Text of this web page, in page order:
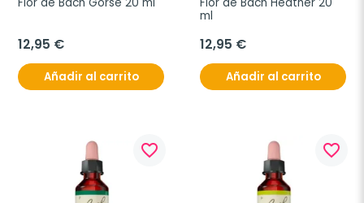
12,95 €
Añadir al carrito
ml
12,95 €
Añadir al carrito
favorite_border favorite_border